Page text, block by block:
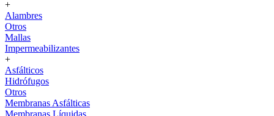
+
Alambres
Otros
Mallas
Impermeabilizantes
+
Asfálticos
Hidrófugos
Otros
Membranas Asfálticas
Membranas Líquidas